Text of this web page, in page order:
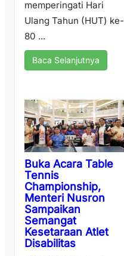
memperingati Hari
Ulang Tahun (HUT) ke-
80 ...
Baca Selanjutnya
Buka Acara Table
Tennis
Championship,
Menteri Nusron
Sampaikan
Semangat
Kesetaraan Atlet
Disabilitas